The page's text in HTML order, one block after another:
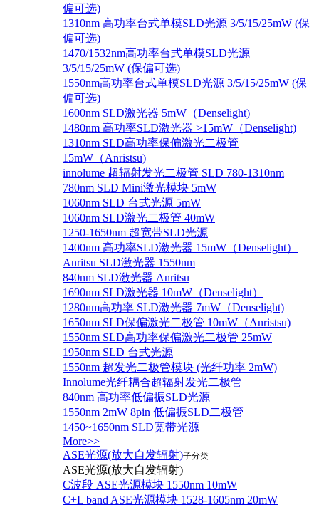
偏可选)
1310nm 高功率台式单模SLD光源 3/5/15/25mW (保
偏可选)
1470/1532nm高功率台式单模SLD光源
3/5/15/25mW (保偏可选)
1550nm高功率台式单模SLD光源 3/5/15/25mW (保
偏可选)
1600nm SLD激光器 5mW（Denselight)
1480nm 高功率SLD激光器 >15mW（Denselight)
1310nm SLD高功率保偏激光二极管
15mW（Anristsu)
innolume 超辐射发光二极管 SLD 780-1310nm
780nm SLD Mini激光模块 5mW
1060nm SLD 台式光源 5mW
1060nm SLD激光二极管 40mW
1250-1650nm 超宽带SLD光源
1400nm 高功率SLD激光器 15mW（Denselight）
Anritsu SLD激光器 1550nm
840nm SLD激光器 Anritsu
1690nm SLD激光器 10mW（Denselight）
1280nm高功率 SLD激光器 7mW（Denselight)
1650nm SLD保偏激光二极管 10mW（Anristsu)
1550nm SLD高功率保偏激光二极管 25mW
1950nm SLD 台式光源
1550nm 超发光二极管模块 (光纤功率 2mW)
Innolume光纤耦合超辐射发光二极管
840nm 高功率低偏振SLD光源
1550nm 2mW 8pin 低偏振SLD二极管
1450~1650nm SLD宽带光源
More>>
ASE光源(放大自发辐射)子分类
ASE光源(放大自发辐射)
C波段 ASE光源模块 1550nm 10mW
C+L band ASE光源模块 1528-1605nm 20mW